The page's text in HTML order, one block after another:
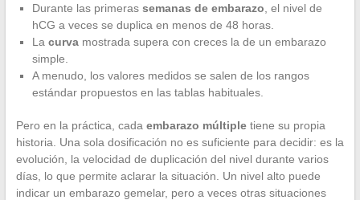
Durante las primeras semanas de embarazo , el nivel de
hCG a veces se duplica en menos de 48 horas.
La curvamostrada supera con creces la de un embarazo
simple.
A menudo, los valores medidos se salen de los rangos
estándar propuestos en las tablas habituales.
Pero en la práctica, cada embarazo múltipletiene su propia
historia. Una sola dosificación no es suficiente para decidir: es la
evolución, la velocidad de duplicación del nivel durante varios
días, lo que permite aclarar la situación. Un nivel alto puede
indicar un embarazo gemelar, pero a veces otras situaciones